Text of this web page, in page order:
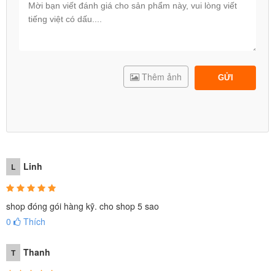
GỬI
Thêm ảnh
L Linh
shop đóng gói hàng kỹ. cho shop 5 sao
0
Thích
T Thanh